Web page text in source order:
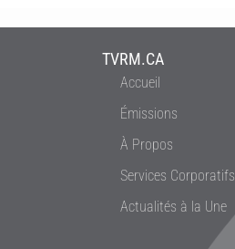
TVRM.CA
Accueil
Émissions
À Propos
Services Corporatifs
Actualités à la Une